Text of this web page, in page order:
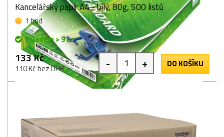
Kancelářský papír A4 - bílý, 80g, 500 listů
1 bod
Skladem > 9 ks
133 Kč
110 Kč bez DPH - + DO KOŠÍKU